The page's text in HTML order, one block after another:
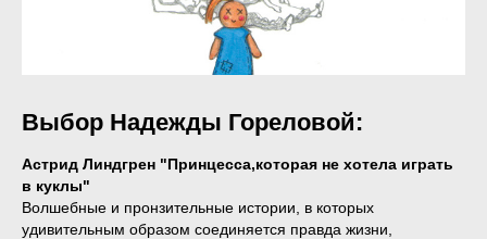
Выбор Надежды Гореловой:
Астрид Линдгрен "Принцесса,которая не хотела играть
в куклы"
Волшебные и пронзительные истории, в которых
удивительным образом соединяется правда жизни,